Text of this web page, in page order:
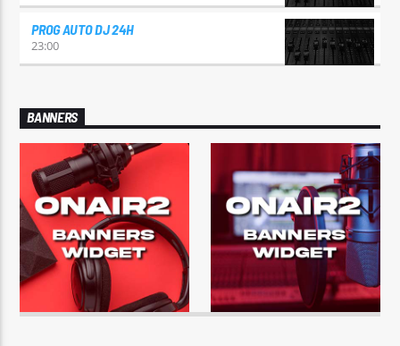
PROG AUTO DJ 24H
23:00
BANNERS